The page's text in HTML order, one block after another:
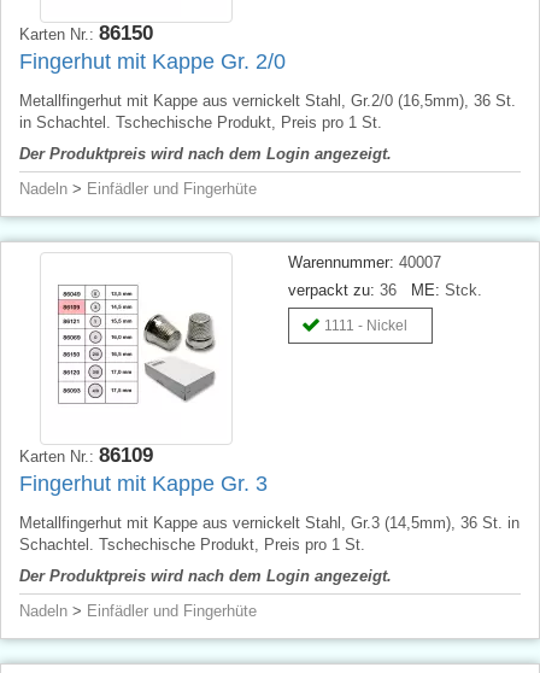
Karten Nr.: 86150
Fingerhut mit Kappe Gr. 2/0
Metallfingerhut mit Kappe aus vernickelt Stahl, Gr.2/0 (16,5mm), 36 St.
in Schachtel. Tschechische Produkt, Preis pro 1 St.
Der Produktpreis wird nach dem Login angezeigt.
Nadeln > Einfädler und Fingerhüte
Warennummer: 40007
verpackt zu: 36 ME: Stck.
1111 - Nickel
Karten Nr.: 86109
Fingerhut mit Kappe Gr. 3
Metallfingerhut mit Kappe aus vernickelt Stahl, Gr.3 (14,5mm), 36 St. in
Schachtel. Tschechische Produkt, Preis pro 1 St.
Der Produktpreis wird nach dem Login angezeigt.
Nadeln > Einfädler und Fingerhüte